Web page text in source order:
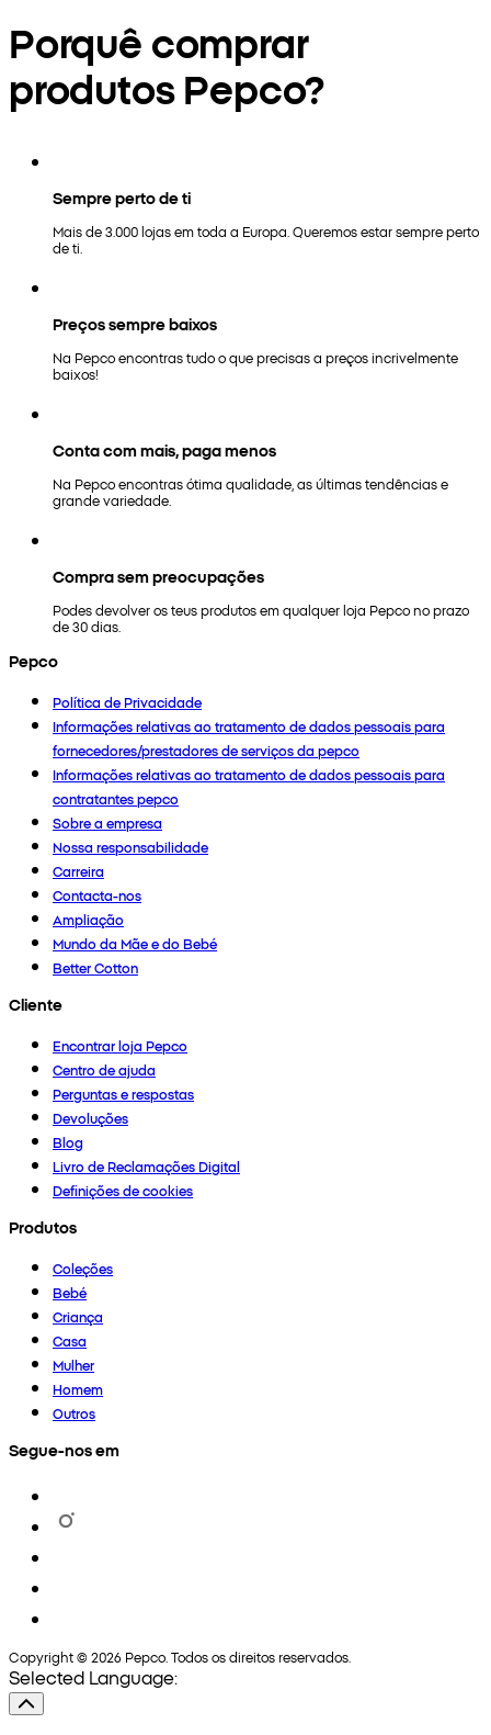
Porquê comprar
produtos Pepco?
Sempre perto de ti
Mais de 3.000 lojas em toda a Europa. Queremos estar sempre perto
de ti.
Preços sempre baixos
Na Pepco encontras tudo o que precisas a preços incrivelmente
baixos!
Conta com mais, paga menos
Na Pepco encontras ótima qualidade, as últimas tendências e
grande variedade.
Compra sem preocupações
Podes devolver os teus produtos em qualquer loja Pepco no prazo
de 30 dias.
Pepco
Política de Privacidade
Informações relativas ao tratamento de dados pessoais para
fornecedores/prestadores de serviços da pepco
Informações relativas ao tratamento de dados pessoais para
contratantes pepco
Sobre a empresa
Nossa responsabilidade
Carreira
Contacta-nos
Ampliação
Mundo da Mãe e do Bebé
Better Cotton
Cliente
Encontrar loja Pepco
Centro de ajuda
Perguntas e respostas
Devoluções
Blog
Livro de Reclamações Digital
Definições de cookies
Produtos
Coleções
Bebé
Criança
Casa
Mulher
Homem
Outros
Segue-nos em
Copyright © 2026 Pepco. Todos os direitos reservados.
Selected Language: